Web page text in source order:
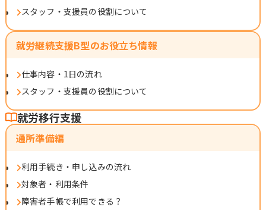
スタッフ・支援員の役割について
就労継続支援B型のお役立ち情報
仕事内容・1日の流れ
スタッフ・支援員の役割について
就労移行支援
通所準備編
利用手続き・申し込みの流れ
対象者・利用条件
障害者手帳で利用できる？